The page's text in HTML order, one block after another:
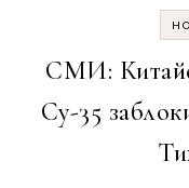
СМИ:
Су-35